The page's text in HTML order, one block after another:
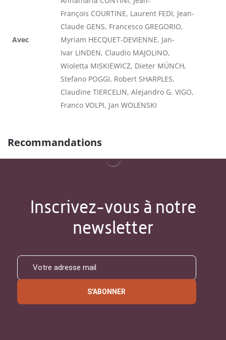
Avec
François COURTINE, Laurent FEDI, Jean-
Claude GENS, Francesco GREGORIO,
Myriam HECQUET-DEVIENNE, Jan-
Ivar LINDEN, Claudio MAJOLINO,
Wioletta MISKIEWICZ, Dieter MÜNCH,
Stefano POGGI, Robert SHARPLES,
Claudine TIERCELIN, Alejandro G. VIGO,
Franco VOLPI, Jan WOLENSKI
Recommandations
Inscrivez-vous à notre
newsletter
S'ABONNER